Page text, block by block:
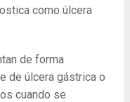
como úlcera
de forma
de úlcera gástrica o
cuando se